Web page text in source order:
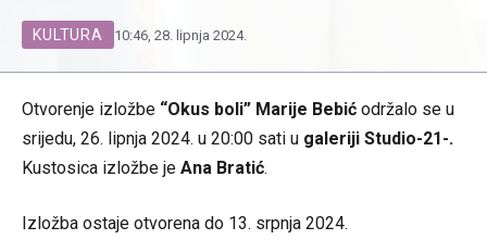
KULTURA 10:46, 28. lipnja 2024.
Otvorenje izložbe “Okus boli” Marije Bebić održalo se u
srijedu, 26. lipnja 2024. u 20:00 sati u galeriji Studio-21-.
Kustosica izložbe je Ana Bratić.
Izložba ostaje otvorena do 13. srpnja 2024.